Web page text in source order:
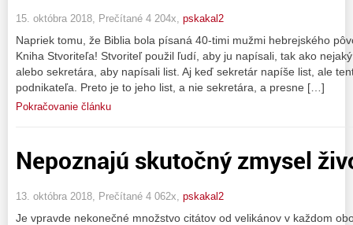
15. októbra 2018, Prečítané 4 204x, pskakal2
Napriek tomu, že Biblia bola písaná 40-timi mužmi hebrejského
Kniha Stvoriteľa! Stvoriteľ použil ľudí, aby ju napísali, tak ako
alebo sekretára, aby napísali list. Aj keď sekretár napíše list, ale
podnikateľa. Preto je to jeho list, a nie sekretára, a presne […]
Pokračovanie článku
Nepoznajú skutočný zmysel
13. októbra 2018, Prečítané 4 062x, pskakal2
Je vpravde nekonečné množstvo citátov od velikánov v každom